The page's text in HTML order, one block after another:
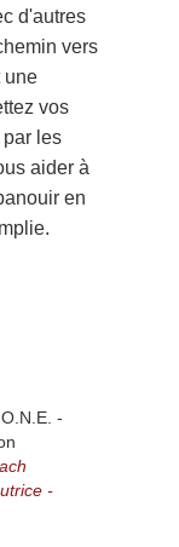
d'autres
vers
une
vos
les
aider à
en
-
-